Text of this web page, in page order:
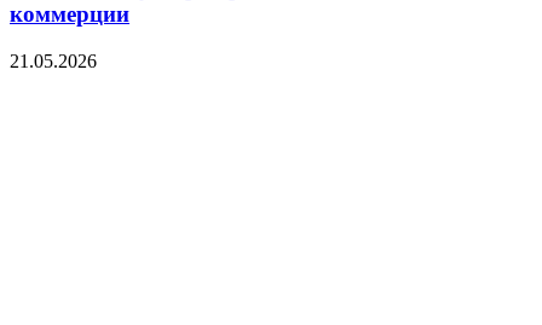
коммерции
21.05.2026